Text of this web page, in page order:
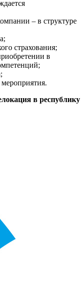
– в структуре
страхования;
в
в республику